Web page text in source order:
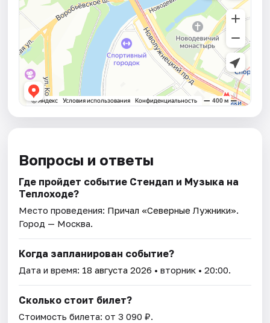
Вопросы и ответы
Где пройдет событие Стендап и Музыка на
Теплоходе?
Место проведения: Причал «Северные Лужники».
Город — Москва.
Когда запланирован событие?
Дата и время: 18 августа 2026 • вторник • 20:00.
Сколько стоит билет?
Стоимость билета: от 3 090 ₽.